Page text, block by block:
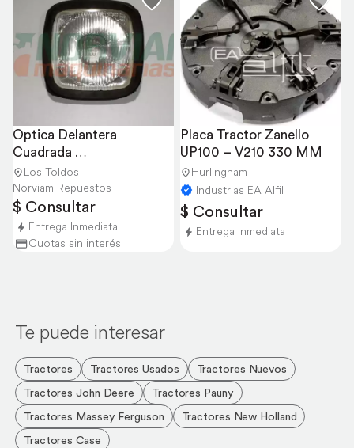
Optica Delantera
Cuadrada
UP100/V210/W22
Los Toldos
Norviam Repuestos
$ Consultar
Entrega Inmediata
Cuotas sin interés
Placa Tractor Zanello
UP100 – V210 330 MM
Hurlingham
Industrias EA Alfil
$ Consultar
Entrega Inmediata
Te puede interesar
Tractores Tractores Usados
Tractores Nuevos
Tractores John Deere
Tractores Pauny
Tractores Massey Ferguson
Tractores New Holland
Tractores Case